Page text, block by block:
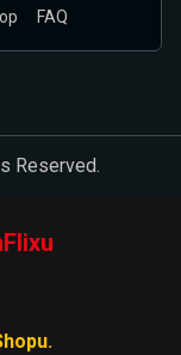
FAQ
Reserved.